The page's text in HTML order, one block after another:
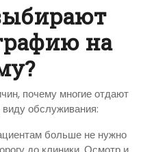
на
почему многие отдают
обслуживания:
больше не нужно